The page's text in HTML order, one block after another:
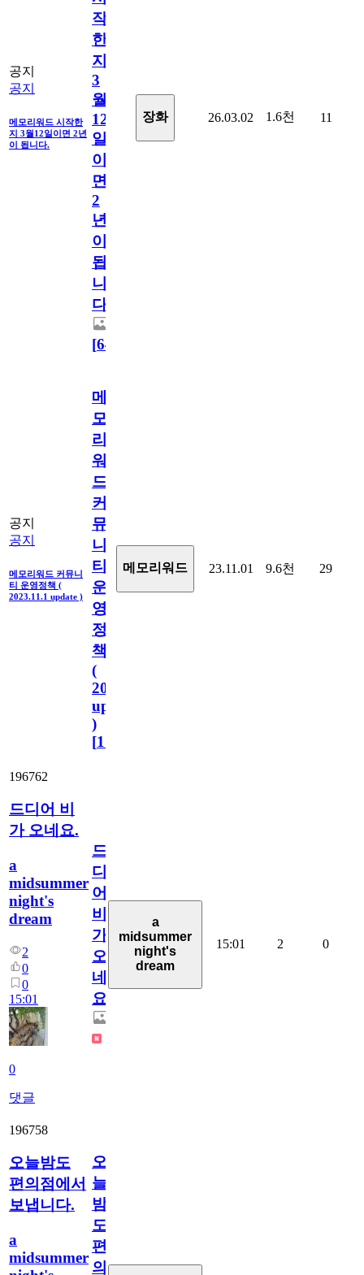
공지
공지
메모리워드 시작한
지 3월12일이면 2년
이 됩니다.
작
한
지
3
월
12
일
이
면
2
년
이
됩
니
다.
[64
장화 26.03.02 1.6천 11
공지
공지
메모리워드 커뮤니
티 운영정책 (
2023.11.1 update )
메
모
리
워
드
커
뮤
니
티
운
영
정
책
(
2023.11.1
update
)
[110
메모리워드 23.11.01 9.6천 29
196762
드디어 비
가 오네요.
a
midsummer
night's
dream
2
0
0
15:01
0
댓글
드
디
어
비
가
오
네
요.
a
midsummer
night's
dream
15:01 2 0
196758
오늘밤도
편의점에서
보냅니다.
a
midsummer
오
늘
밤
도
편
의